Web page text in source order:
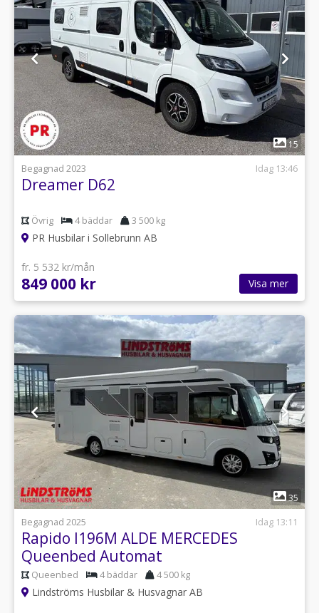
1
15
Begagnad 2023
Idag 13:46
Dreamer D62
Övrig 4 bäddar 3 500 kg
PR Husbilar i Sollebrunn AB
fr. 5 532 kr/mån
849 000 kr Visa mer
1
35
Begagnad 2025
Idag 13:11
Rapido I196M ALDE MERCEDES
Queenbed Automat
Queenbed 4 bäddar 4 500 kg
Lindströms Husbilar & Husvagnar AB